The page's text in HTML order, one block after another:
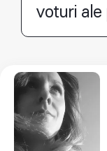
voturi ale